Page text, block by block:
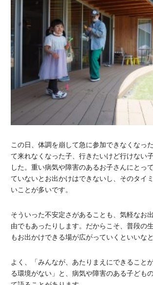
この日、体調を崩して急に参加できなくなっ
て来れなくなった子、行きたいけど行けない
した。重い病気や障害のあるお子さんにとっ
ていないとお出かけはできないし、そのタイ
いことが多いです。
そういった不安定さがあることも、気軽なお
由でもあったりします。だからこそ、普段の
もお出かけできる場が広がっていくといいなと
よく、「みんなが、あたりまえにできること
る環境がない」と、病気や障害のある子ども